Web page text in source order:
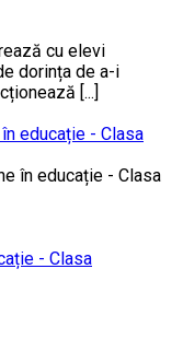
cu elevi
dorința de a-i
[...]
educație - Clasa
- Clasa